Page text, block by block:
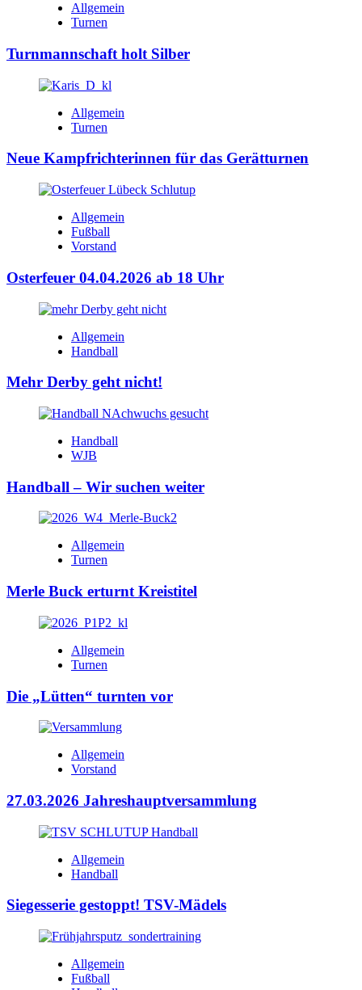
Allgemein
Turnen
Turnmannschaft holt Silber
Allgemein
Turnen
Neue Kampfrichterinnen für das Gerätturnen
Allgemein
Fußball
Vorstand
Osterfeuer 04.04.2026 ab 18 Uhr
Allgemein
Handball
Mehr Derby geht nicht!
Handball
WJB
Handball – Wir suchen weiter
Allgemein
Turnen
Merle Buck erturnt Kreistitel
Allgemein
Turnen
Die „Lütten“ turnten vor
Allgemein
Vorstand
27.03.2026 Jahreshauptversammlung
Allgemein
Handball
Siegesserie gestoppt! TSV-Mädels
Allgemein
Fußball